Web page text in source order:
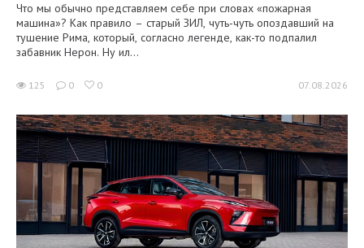
Что мы обычно представляем себе при словах «пожарная
машина»? Как правило – старый ЗИЛ, чуть-чуть опоздавший на
тушение Рима, который, согласно легенде, как-то подпалил
забавник Нерон. Ну ил...
125 0 0 07.08.2026